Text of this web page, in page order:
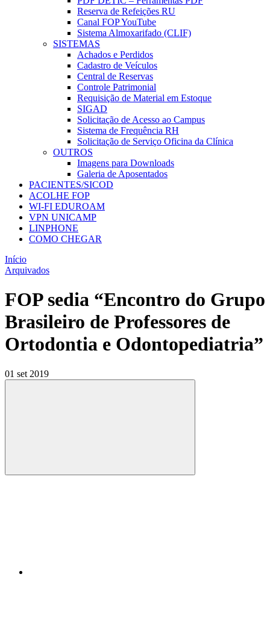
Reserva de Refeições RU
Canal FOP YouTube
Sistema Almoxarifado (CLIF)
SISTEMAS
Achados e Perdidos
Cadastro de Veículos
Central de Reservas
Controle Patrimonial
Requisição de Material em Estoque
SIGAD
Solicitação de Acesso ao Campus
Sistema de Frequência RH
Solicitação de Serviço Oficina da Clínica
OUTROS
Imagens para Downloads
Galeria de Aposentados
PACIENTES/SICOD
ACOLHE FOP
WI-FI EDUROAM
VPN UNICAMP
LINPHONE
COMO CHEGAR
Início
Arquivados
FOP sedia “Encontro do Grupo
Brasileiro de Professores de
Ortodontia e Odontopediatria”
01 set 2019
Compartilhar